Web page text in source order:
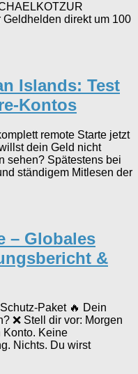
direkt um 100
Islands: Test
Kontos
remote Starte jetzt
dein Geld nicht
sehen? Spätestens bei
ständigem Mitlesen der
– Globales
&
Paket 🔥 Dein
❌ Stell dir vor: Morgen
Konto. Keine
Nichts. Du wirst